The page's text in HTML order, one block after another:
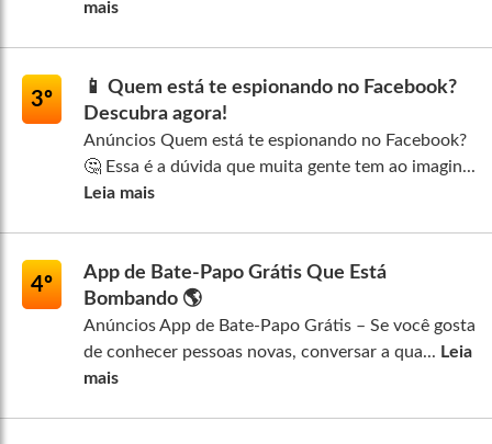
mais
3º
📱 Quem está te espionando no Facebook?
Descubra agora!
Anúncios Quem está te espionando no Facebook?
🤔 Essa é a dúvida que muita gente tem ao imagin...
Leia mais
4º
App de Bate-Papo Grátis Que Está
Bombando 🌎
Anúncios App de Bate-Papo Grátis – Se você gosta
de conhecer pessoas novas, conversar a qua... Leia
mais